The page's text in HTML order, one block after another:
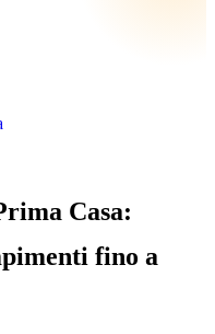
Casa:
fino a